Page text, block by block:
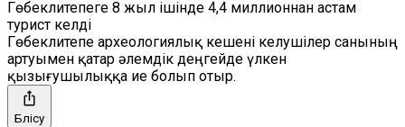
Гөбеклитепеге 8 жыл ішінде 4,4 миллионнан астам
турист келді
Гөбеклитепе археологиялық кешені келушілер санының
артуымен қатар әлемдік деңгейде үлкен
қызығушылыққа ие болып отыр.
Бөлісу